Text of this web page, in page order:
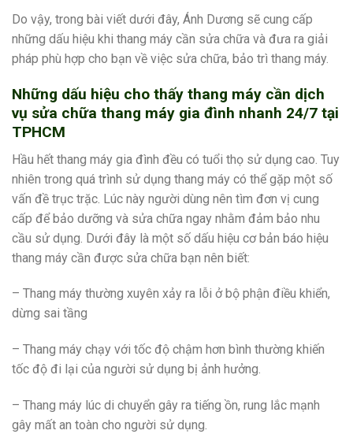
Do vậy, trong bài viết dưới đây, Ánh Dương sẽ cung cấp
những dấu hiệu khi thang máy cần sửa chữa và đưa ra giải
pháp phù hợp cho bạn về việc sửa chữa, bảo trì thang máy.
Những dấu hiệu cho thấy thang máy cần dịch
vụ sửa chữa thang máy gia đình nhanh 24/7 tại
TPHCM
Hầu hết thang máy gia đình đều có tuổi thọ sử dụng cao. Tuy
nhiên trong quá trình sử dụng thang máy có thể gặp một số
vấn đề trục trặc. Lúc này người dùng nên tìm đơn vị cung
cấp để bảo dưỡng và sửa chữa ngay nhằm đảm bảo nhu
cầu sử dụng. Dưới đây là một số dấu hiệu cơ bản báo hiệu
thang máy cần được sửa chữa bạn nên biết:
– Thang máy thường xuyên xảy ra lỗi ở bộ phận điều khiển,
dừng sai tầng
– Thang máy chạy với tốc độ chậm hơn bình thường khiến
tốc độ đi lại của người sử dụng bị ảnh hưởng.
– Thang máy lúc di chuyển gây ra tiếng ồn, rung lắc mạnh
gây mất an toàn cho người sử dụng.